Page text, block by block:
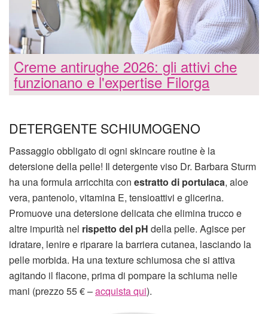
Creme antirughe 2026: gli attivi che
funzionano e l'expertise Filorga
DETERGENTE SCHIUMOGENO
Passaggio obbligato di ogni skincare routine è la
detersione della pelle! Il detergente viso Dr. Barbara Sturm
ha una formula arricchita con estratto di portulaca, aloe
vera, pantenolo, vitamina E, tensioattivi e glicerina.
Promuove una detersione delicata che elimina trucco e
altre impurità nel rispetto del pH della pelle. Agisce per
idratare, lenire e riparare la barriera cutanea, lasciando la
pelle morbida. Ha una texture schiumosa che si attiva
agitando il flacone, prima di pompare la schiuma nelle
mani (prezzo 55 € –acquista qui).